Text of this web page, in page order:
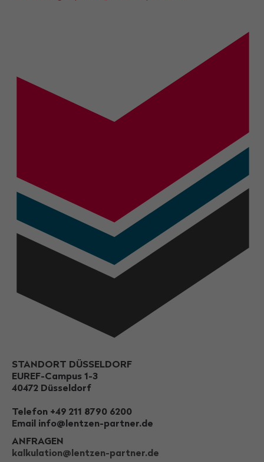
STANDORT DÜSSELDORF
EUREF-Campus 1-3
40472 Düsseldorf
Telefon +49 211 8790 6200
Email info@lentzen-partner.de
ANFRAGEN
kalkulation@lentzen-partner.de